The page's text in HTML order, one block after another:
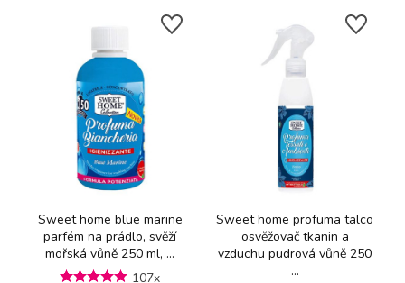
Sweet home blue marine
parfém na prádlo, svěží
mořská vůně 250 ml, ...
107x
Sweet home profuma talco
osvěžovač tkanin a
vzduchu pudrová vůně 250
...